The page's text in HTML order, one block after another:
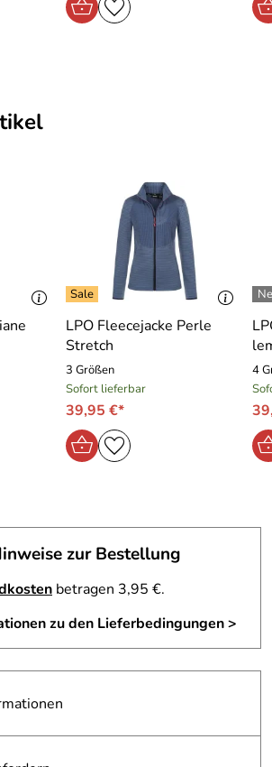
LPO Fleecejacke Perle
Stretch
3 Größen
Sofort lieferbar
39,95 €*
4
zur Bestellung
betragen 3,95 €.
zu den Lieferbedingungen >